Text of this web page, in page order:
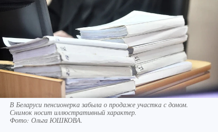
В Беларуси пенсионерка забыла о продаже участка с домом.
Снимок носит иллюстративный характер.
Фото: Ольга ЮШКОВА.